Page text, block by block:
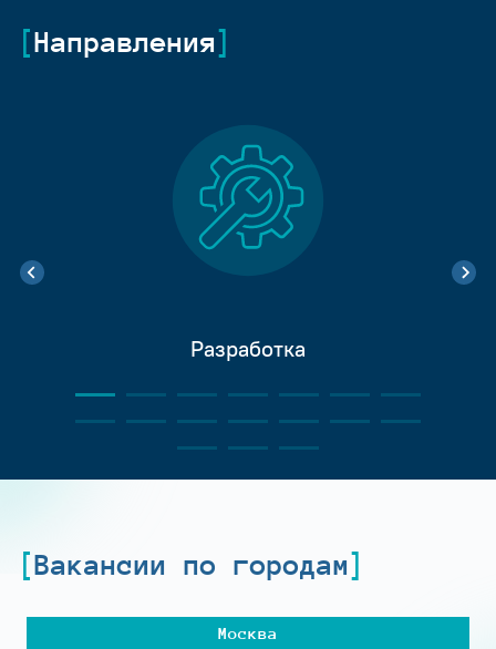
Направления
Разработка
Вакансии по городам
Москва